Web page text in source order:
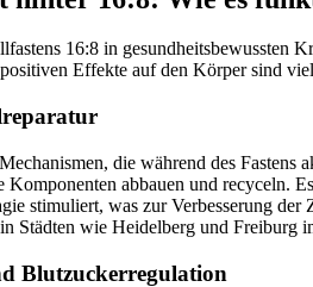
16:8 in gesundheitsbewussten
Effekte auf den Körper sind
die während des Fastens
Komponenten abbauen und recyceln.
stimuliert, was zur Verbesserung
Städten wie Heidelberg und Freiburg
Blutzuckerregulation